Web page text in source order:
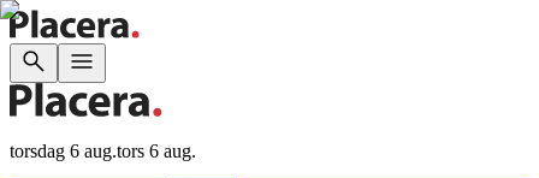
torsdag 6 aug.tors 6 aug.